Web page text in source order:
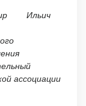
Ильич
ассоциации